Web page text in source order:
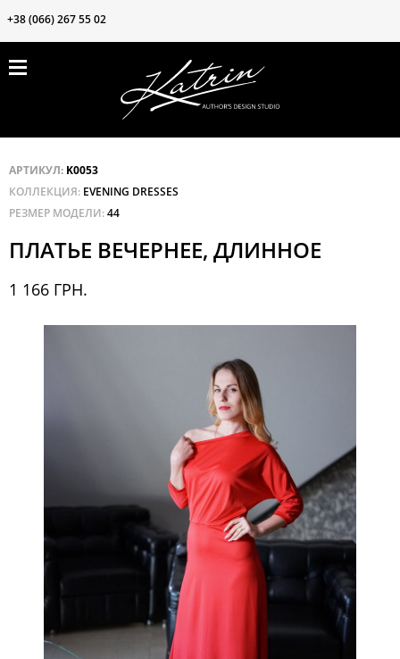
+38 (066) 267 55 02
ВОЗМОЖНОСТИ
О нас
Клиентам
АРТИКУЛ: K0053
КОЛЛЕКЦИЯ: EVENING DRESSES
РЕЗМЕР МОДЕЛИ:44
ПЛАТЬЕ ВЕЧЕРНЕЕ, ДЛИННОЕ
1 166 ГРН.